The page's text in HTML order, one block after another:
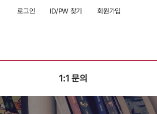
로그인 ID/PW 찾기 회원가입
1:1 문의